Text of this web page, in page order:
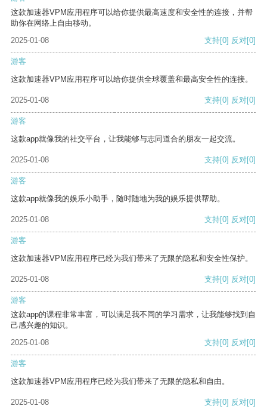
这款加速器VPM应用程序可以给你提供最高速度和安全性的连接，并帮
助你在网络上自由移动。
2025-01-08
支持[0] 反对[0]
游客
这款加速器VPM应用程序可以给你提供全球覆盖和最高安全性的连接。
2025-01-08 支持[0] 反对[0]
游客
这款app就像我的社交平台，让我能够与志同道合的朋友一起交流。
2025-01-08 支持[0] 反对[0]
游客
这款app就像我的娱乐小助手，随时随地为我的娱乐提供帮助。
2025-01-08 支持[0] 反对[0]
游客
这款加速器VPM应用程序已经为我们带来了无限的隐私和安全性保护。
2025-01-08 支持[0] 反对[0]
游客
这款app的课程非常丰富，可以满足我不同的学习需求，让我能够找到自
己感兴趣的知识。
2025-01-08
支持[0] 反对[0]
游客
这款加速器VPM应用程序已经为我们带来了无限的隐私和自由。
2025-01-08 支持[0] 反对[0]